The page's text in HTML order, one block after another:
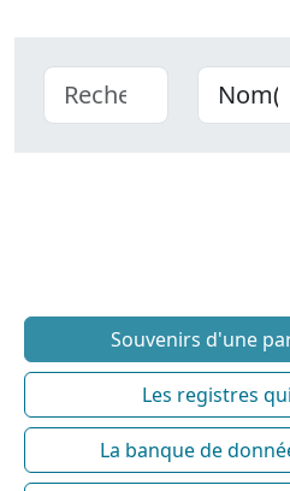
Souvenirs d'une
Les registres
La banque de